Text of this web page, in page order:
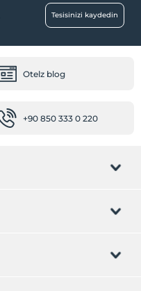
Tesisinizi kaydedin
Otelz blog
+90 850 333 0 220